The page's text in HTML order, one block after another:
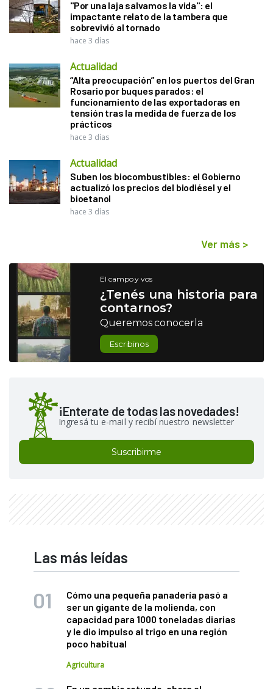
"Por una laja salvamos la vida": el
impactante relato de la tambera que
sobrevivió al tornado
hace 3 días
Actualidad
“Alta preocupación” en los puertos del Gran
Rosario por buques parados: el
funcionamiento de las exportadoras en
tensión tras la medida de fuerza de los
prácticos
hace 3 días
Actualidad
Suben los biocombustibles: el Gobierno
actualizó los precios del biodiésel y el
bioetanol
hace 3 días
Ver más >
El campo y vos
¿Tenés una historia para
contarnos?
Queremos conocerla
Escribinos
¡Enterate de todas las novedades!
Ingresá tu e-mail y recibí nuestro newsletter
Suscribirme
Las más leídas
Cómo una pequeña panadería pasó a
ser un gigante de la molienda, con
capacidad para 1000 toneladas diarias
y le dio impulso al trigo en una región
poco habitual
Agricultura